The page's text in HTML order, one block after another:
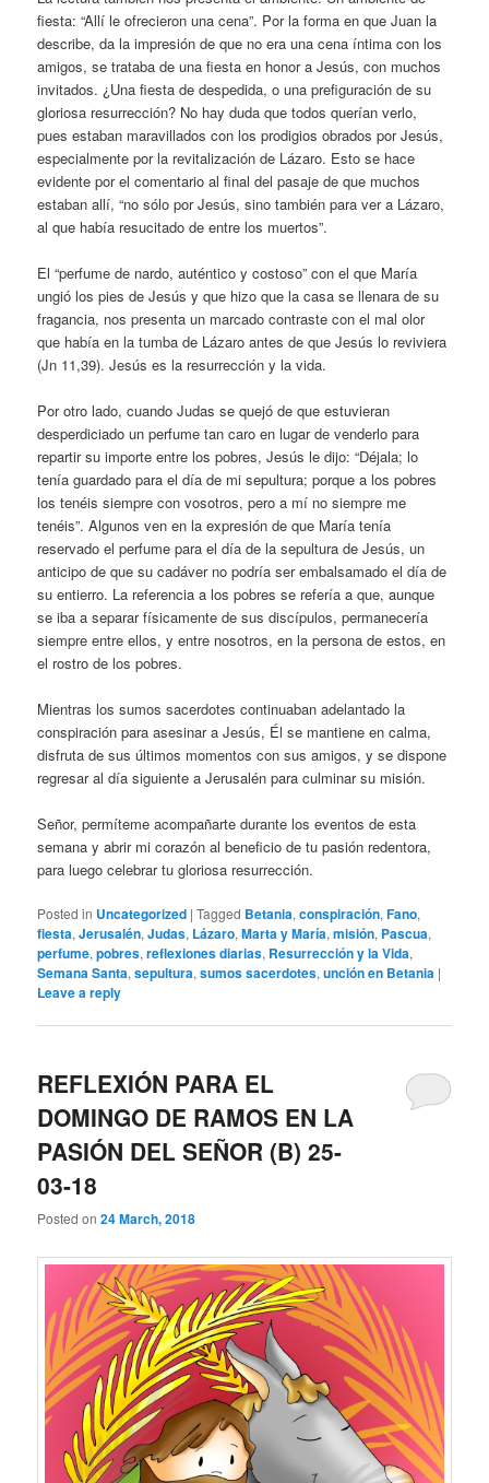
fiesta: “Allí le ofrecieron una cena”. Por la forma en que Juan la
describe, da la impresión de que no era una cena íntima con los
amigos, se trataba de una fiesta en honor a Jesús, con muchos
invitados. ¿Una fiesta de despedida, o una prefiguración de su
gloriosa resurrección? No hay duda que todos querían verlo,
pues estaban maravillados con los prodigios obrados por Jesús,
especialmente por la revitalización de Lázaro. Esto se hace
evidente por el comentario al final del pasaje de que muchos
estaban allí, “no sólo por Jesús, sino también para ver a Lázaro,
al que había resucitado de entre los muertos”.
El “perfume de nardo, auténtico y costoso” con el que María
ungió los pies de Jesús y que hizo que la casa se llenara de su
fragancia, nos presenta un marcado contraste con el mal olor
que había en la tumba de Lázaro antes de que Jesús lo reviviera
(Jn 11,39). Jesús es la resurrección y la vida.
Por otro lado, cuando Judas se quejó de que estuvieran
desperdiciado un perfume tan caro en lugar de venderlo para
repartir su importe entre los pobres, Jesús le dijo: “Déjala; lo
tenía guardado para el día de mi sepultura; porque a los pobres
los tenéis siempre con vosotros, pero a mí no siempre me
tenéis”. Algunos ven en la expresión de que María tenía
reservado el perfume para el día de la sepultura de Jesús, un
anticipo de que su cadáver no podría ser embalsamado el día de
su entierro. La referencia a los pobres se refería a que, aunque
se iba a separar físicamente de sus discípulos, permanecería
siempre entre ellos, y entre nosotros, en la persona de estos, en
el rostro de los pobres.
Mientras los sumos sacerdotes continuaban adelantado la
conspiración para asesinar a Jesús, Él se mantiene en calma,
disfruta de sus últimos momentos con sus amigos, y se dispone
regresar al día siguiente a Jerusalén para culminar su misión.
Señor, permíteme acompañarte durante los eventos de esta
semana y abrir mi corazón al beneficio de tu pasión redentora,
para luego celebrar tu gloriosa resurrección.
Posted in Uncategorized |Tagged Betania,conspiración,Fano,
fiesta,Jerusalén,Judas, Lázaro,Marta y María,misión, Pascua,
perfume,pobres,reflexiones diarias, Resurrección y la Vida,
Semana Santa,sepultura,sumos sacerdotes,unción en Betania |
Leave a reply
REFLEXIÓN PARA EL
DOMINGO DE RAMOS EN LA
PASIÓN DEL SEÑOR (B) 25-
03-18
Posted on24 March, 2018